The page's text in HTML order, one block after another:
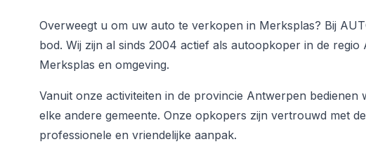
Overweegt u om uw auto te verkopen in Merksplas? Bij
bod. Wij zijn al sinds 2004 actief als autoopkoper in de
Merksplas en omgeving.
Vanuit onze activiteiten in de provincie Antwerpen bedienen
elke andere gemeente. Onze opkopers zijn vertrouwd met
professionele en vriendelijke aanpak.